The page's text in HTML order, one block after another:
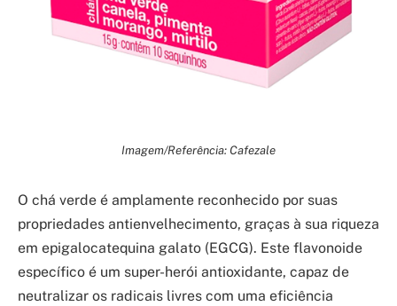
Imagem/Referência: Cafezale
O chá verde é amplamente reconhecido por suas
propriedades antienvelhecimento, graças à sua riqueza
em epigalocatequina galato (EGCG). Este flavonoide
específico é um super-herói antioxidante, capaz de
neutralizar os radicais livres com uma eficiência